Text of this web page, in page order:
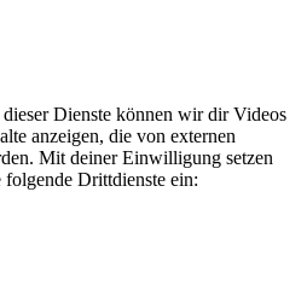
Dienste können wir dir Videos
anzeigen, die von externen
Mit deiner Einwilligung setzen
Drittdienste ein: